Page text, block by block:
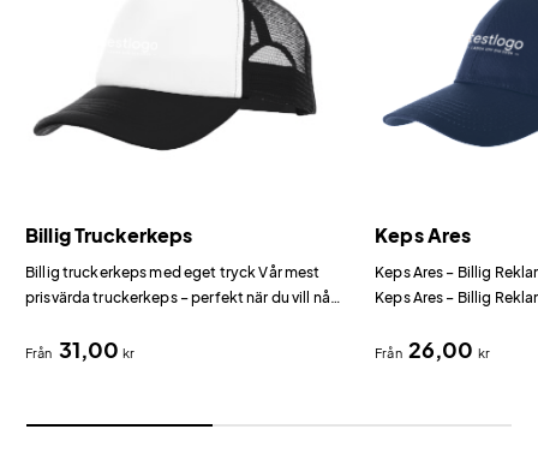
Billig Truckerkeps
Billig truckerkeps med eget tryck Vår mest
prisvärda truckerkeps – perfekt när du vill nå
budgeten.
Från 31,00kr
Keps Ares
Keps Ares – Billig
Keps Ares – Billig
Från 26,00 kr